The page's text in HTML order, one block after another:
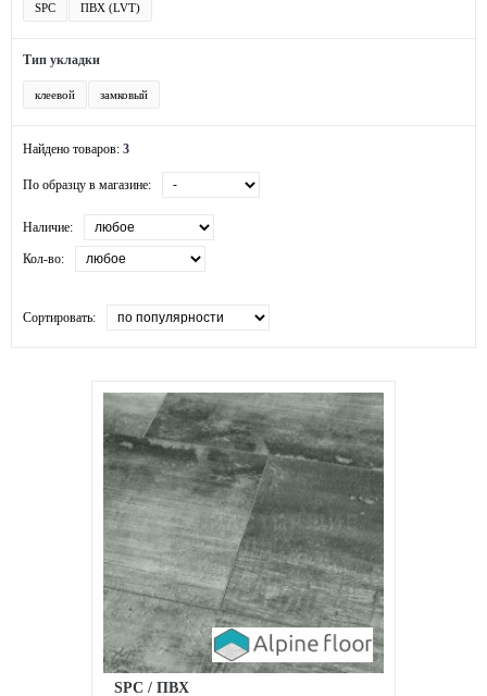
SPC ПВХ (LVT)
Тип укладки
клеевой замковый
Найдено товаров: 3
По образцу в магазине:
Наличие:
Кол-во:
Сортировать:
SPC / ПВХ